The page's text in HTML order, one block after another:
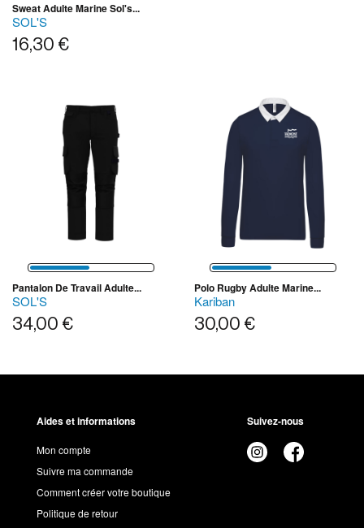
Sweat Adulte Marine Sol's...
SOL'S
16,30 €
Pantalon De Travail Adulte...
SOL'S
34,00 €
Polo Rugby Adulte Marine...
Kariban
30,00 €
Aides et informations
Mon compte
Suivre ma commande
Comment créer votre boutique
Politique de retour
Suivez-nous